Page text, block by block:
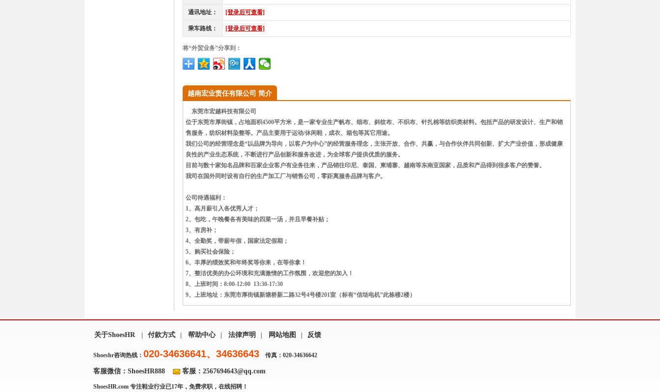
通讯地址： [登录后可查看]
乘车路线： [登录后可查看]
将“外贸业务”分享到：
越南宏业责任有限公司 简介
东莞市宏越科技有限公司
位于东莞市厚街镇，占地面积4500平方米，是一家专业生产帆布、细布、斜纹布、不织布、针扎棉等纺织类材料。包括产品的研发设计、生产和销
售服务，纺织材料染整等。产品主要用于运动/休闲鞋，成衣、箱包等其它用途。
我们公司的经营理念是“以品牌为导向，以客户为中心”的经营服务理念，主张开放、合作、共赢，与合作伙伴共同创新、扩大产业价值，形成健康
良性的产业生态系统，不断进行产品创新和服务改进，为全球客户提供优质的服务。
目前与数十家知名品牌和百家企业客户有业务往来，产品销往印尼、泰国、柬埔寨、越南等东南亚国家，品质和产品得到很多客户的赞誉。
我司在国外同时设有自行的生产加工厂与销售公司，零距离服务品牌与客户。
公司待遇福利：
1、高月薪引入各优秀人才；
2、包吃，午晚餐各有美味的四菜一汤，并且早餐补贴；
3、有房补；
4、全勤奖，带薪年假，国家法定假期；
5、购买社会保险；
6、丰厚的绩效奖和年终奖等你来，在等你拿！
7、整洁优美的办公环境和充满激情的工作氛围，欢迎您的加入！
8、上班时间：8:00-12:00 13:30-17:30
9、上班地址：东莞市厚街镇新塘桥新二路32号4号楼201室（标有“信垯电机”此栋楼2楼）
关于ShoesHR 付款方式 帮助中心 法律声明 网站地图 反馈
Shoeshr咨询热线： 020-34636641、34636643 传真：020-34636642
客服微信：ShoesHR888 客服：2567694643@qq.com
ShoesHR.com 专注鞋业行业已17年，免费求职，在线招聘！